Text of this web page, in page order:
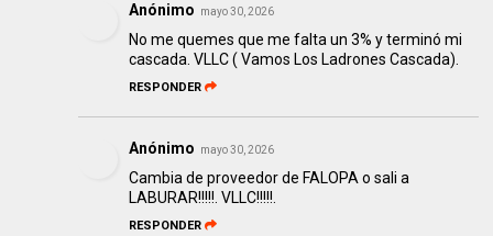
Anónimo mayo 30, 2026
No me quemes que me falta un 3% y terminó mi
cascada. VLLC ( Vamos Los Ladrones Cascada).
RESPONDER
Anónimo mayo 30, 2026
Cambia de proveedor de FALOPA o sali a
LABURAR!!!!!. VLLC!!!!!.
RESPONDER